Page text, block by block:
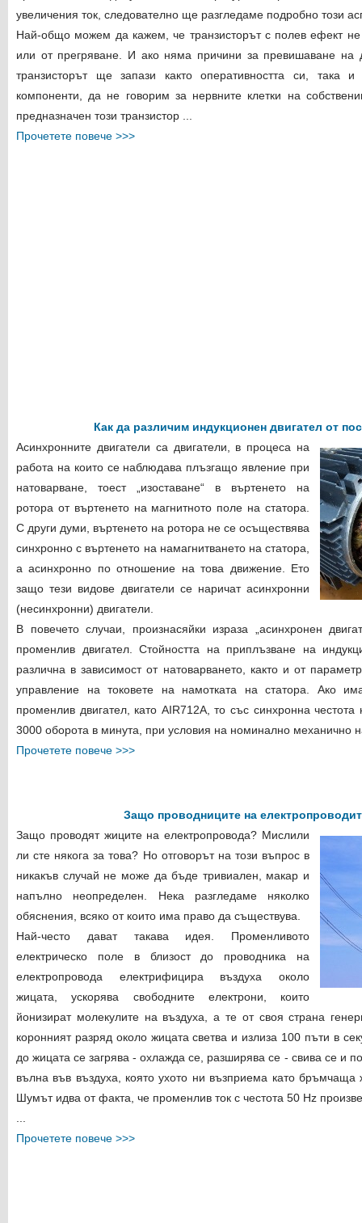
увеличения ток, следователно ще разгледаме подробно този
Най-общо можем да кажем, че транзисторът с полев ефект
или от прегряване. И ако няма причини за превишаване на
транзисторът ще запази както оперативността си, така и
компоненти, да не говорим за нервните клетки на
предназначен този транзистор ...
Прочетете повече >>>
Как да различим индукционен двигател от
Асинхронните двигатели са двигатели, в процеса на
работа на които се наблюдава плъзгащо явление при
натоварване, тоест „изоставане“ в въртенето на
ротора от въртенето на магнитното поле на статора.
С други думи, въртенето на ротора не се осъществява
синхронно с въртенето на намагнитването на статора,
а асинхронно по отношение на това движение. Ето
защо тези видове двигатели се наричат ​​асинхронни
(несинхронни) двигатели.
В повечето случаи, произнасяйки израза „асинхронен
променлив двигател. Стойността на приплъзване на
различна в зависимост от натоварването, както и от
управление на токовете на намотката на статора. Ако
променлив двигател, като AIR712A, то със синхронна
3000 оборота в минута, при условия на номинално механично
Прочетете повече >>>
Защо проводниците на
Защо проводят жиците на електропровода? Мислили
ли сте някога за това? Но отговорът на този въпрос в
никакъв случай не може да бъде тривиален, макар и
напълно неопределен. Нека разгледаме няколко
обяснения, всяко от които има право да съществува.
Най-често дават такава идея. Променливото
електрическо поле в близост до проводника на
електропровода електрифицира въздуха около
жицата, ускорява свободните електрони, които
йонизират молекулите на въздуха, а те от своя страна
коронният разряд около жицата светва и излиза 100 пъти в
до жицата се загрява - охлажда се, разширява се - свива се и
вълна във въздуха, която ухото ни възприема като
Шумът идва от факта, че променлив ток с честота 50 Hz
Прочетете повече >>>